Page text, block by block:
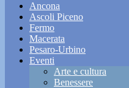
Ancona
Ascoli Piceno
Fermo
Macerata
Pesaro-Urbino
Eventi
Arte e cultura
Benessere